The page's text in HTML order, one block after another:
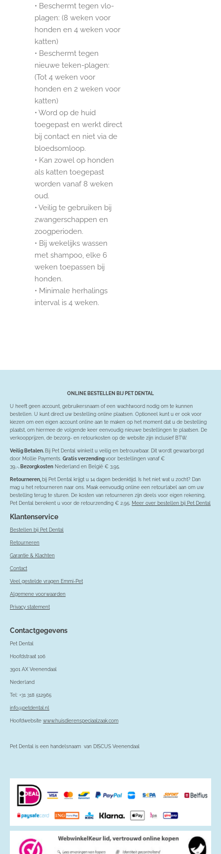
• Beschermt tegen vlo-
plagen: (8 weken voor
honden en 4 weken voor
katten)
• Beschermt tegen
nieuwe teken-plagen:
(Tot 4 weken voor
honden en 2 weken voor
katten)
• Word op de huid
toegepast en werkt direct
bij contact en niet via de
bloedsomloop.
• Kan zowel op honden
als katten toegepast
worden vanaf 8 weken
oud.
• Veilig te gebruiken bij
zwangerschappen en
zoogperioden.
• Bij wekelijks wassen
met shampoo, elke 6
weken toepassen bij
honden.
• Minimale herhalings
interval is 4 weken.
ONLINE BESTELLEN BIJ PET DENTAL
U heeft geen account, gebruikersnaam of een wachtwoord nodig om te kunnen
bestellen. U kunt direct uw bestelling online plaatsen. Optioneel kunt u er ook voor
kiezen om een eigen account online aan te maken op het moment dat u de bestelling
plaatst, om hiermee de volgende keer eenvoudig nieuwe bestellingen te plaatsen. De
verkoopprijzen, de bezorg- en retourkosten op de website zijn inclusief BTW.
Veilig Betalen. Bij Pet Dental winkelt u veilig en betrouwbaar. Dit wordt gewaarborgd
door Mollie Payments. Gratis verzendingvoor bestellingen vanaf €
39,-. Bezorgkosten Nederland en België € 3,95.
Retourneren, bij Pet Dental krijgt u 14 dagen bedenktijd. Is het niet wat u zocht? Dan
mag u het retourneren naar ons. Maak eenvoudig online een retourlabel aan om uw
bestelling terug te sturen. De kosten van retourneren zijn deels voor eigen rekening,
Pet Dental berekent u voor de retourzending € 2,95. Meer over bestellen bij Pet Dental
Klantenservice
Bestellen bij Pet Dental
Retourneren
Garantie & Klachten
Contact
Veel gestelde vragen Emmi-Pet
Algemene voorwaarden
Privacy statement
Contactgegevens
Pet Dental
Hoofdstraat 106
3901 AX Veenendaal
Nederland
Tel: +31 318 512965
info@petdental.nl
Hoofdwebsite www.huisdierenspeciaalzaak.com
Pet Dental is een handelsnaam van DISCUS Veenendaal